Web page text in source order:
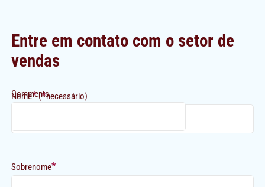
Entre em contato com o setor de
vendas
Comments
Nome*(*necessário)
Sobrenome*